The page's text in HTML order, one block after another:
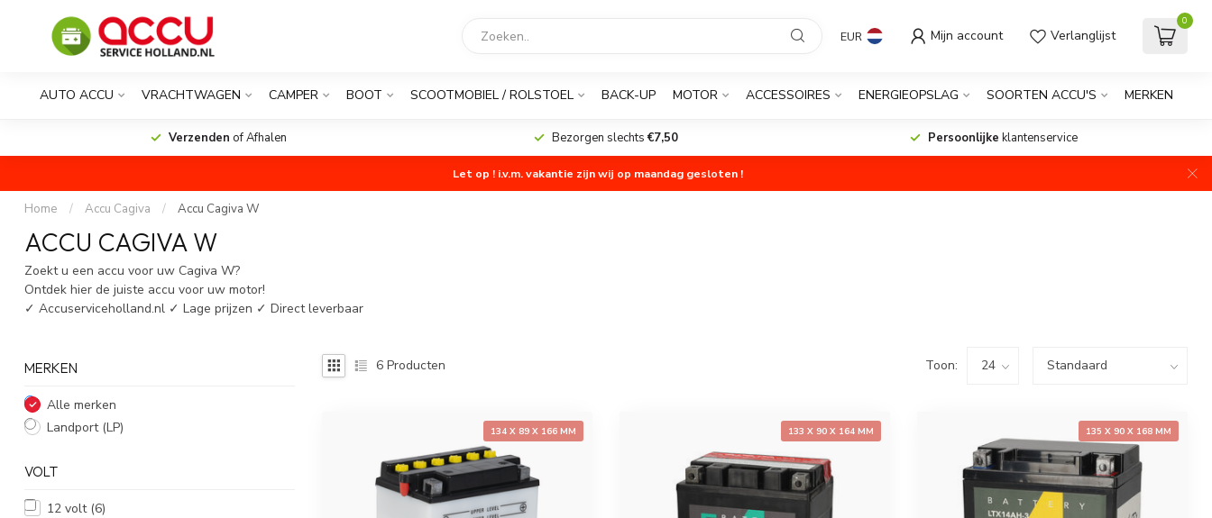
EUR Mijn account Verlanglijst
0
AUTO ACCU VRACHTWAGEN CAMPER BOOT SCOOTMOBIEL / ROLSTOEL BACK-UP MOTOR ACCESSOIRES ENERGIEOPSLAG SOORTEN ACCU'S MERKEN
Verzenden of Afhalen Bezorgen slechts€7,50 Persoonlijke klantenservice
Let op ! i.v.m. vakantie zijn wij op maandag gesloten !
Home / Accu Cagiva / Accu Cagiva W
ACCU CAGIVA W
Zoekt u een accu voor uw Cagiva W?
Ontdek hier de juiste accu voor uw motor!
✓ Accuserviceholland.nl ✓ Lage prijzen ✓ Direct leverbaar
MERKEN
Alle merken
Landport (LP)
VOLT
12 volt (6)
6 Producten Toon:
134 X 89 X 166 MM 133 X 90 X 164 MM 135 X 90 X 168 MM